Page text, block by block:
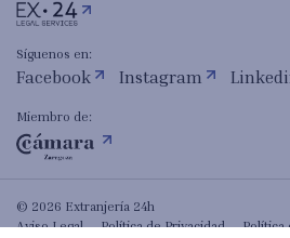
Síguenos en:
Facebook Instagram
Miembro de:
© 2026 Extranjería 24h
Aviso Legal
Política de Privacidad Política